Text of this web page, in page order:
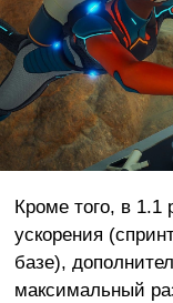
Кроме того, в 1.1
ускорения
базе),
максимальный